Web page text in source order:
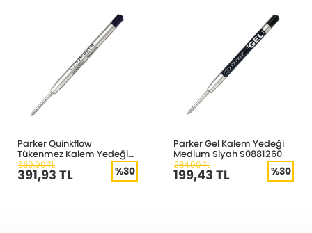
Parker Quinkflow
Tükenmez Kalem Yedeği
Fine Siyah S0909530
559,90 TL
391,93 TL %30
Parker Gel Kalem Yedeği
Medium Siyah S0881260
284,90 TL
199,43 TL %30